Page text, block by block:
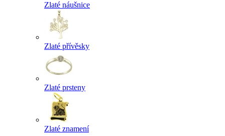
Zlaté náušnice
Zlaté přívěsky
Zlaté prsteny
Zlaté znamení